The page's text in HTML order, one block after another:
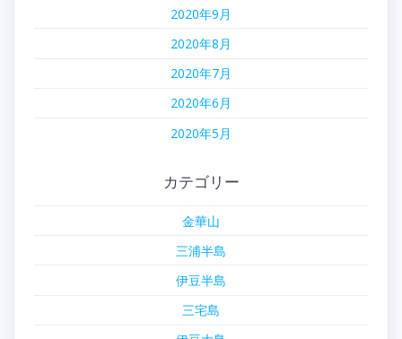
2020年9月
2020年8月
2020年7月
2020年6月
2020年5月
カテゴリー
金華山
三浦半島
伊豆半島
三宅島